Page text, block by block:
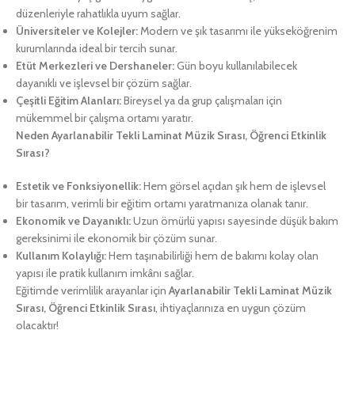
düzenleriyle rahatlıkla uyum sağlar.
Üniversiteler ve Kolejler:Modern ve şık tasarımı ile yükseköğrenim
kurumlarında ideal bir tercih sunar.
Etüt Merkezleri ve Dershaneler:Gün boyu kullanılabilecek
dayanıklı ve işlevsel bir çözüm sağlar.
Çeşitli Eğitim Alanları:Bireysel ya da grup çalışmaları için
mükemmel bir çalışma ortamı yaratır.
Neden Ayarlanabilir Tekli Laminat Müzik Sırası, Öğrenci Etkinlik
Sırası?
Estetik ve Fonksiyonellik:Hem görsel açıdan şık hem de işlevsel
bir tasarım, verimli bir eğitim ortamı yaratmanıza olanak tanır.
Ekonomik ve Dayanıklı:Uzun ömürlü yapısı sayesinde düşük bakım
gereksinimi ile ekonomik bir çözüm sunar.
Kullanım Kolaylığı:Hem taşınabilirliği hem de bakımı kolay olan
yapısı ile pratik kullanım imkânı sağlar.
Eğitimde verimlilik arayanlar için Ayarlanabilir Tekli Laminat Müzik
Sırası, Öğrenci Etkinlik Sırası, ihtiyaçlarınıza en uygun çözüm
olacaktır!